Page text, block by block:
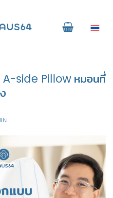
A-side Pillow หมอนที่